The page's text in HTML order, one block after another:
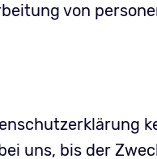
von
uns, bis der